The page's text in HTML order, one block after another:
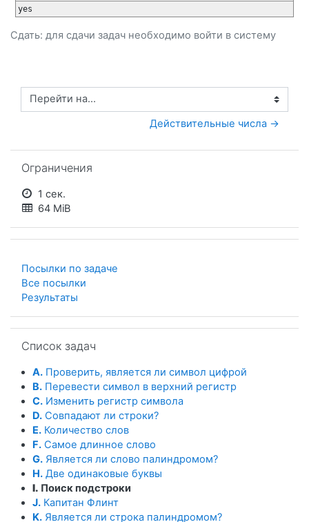
yes
Сдать: для сдачи задач необходимо войти в систему
Перейти на...
Действительные числа →
Ограничения
1 сек.
64 MiB
Посылки по задаче
Все посылки
Результаты
Список задач
A. Проверить, является ли символ цифрой
B. Перевести символ в верхний регистр
C. Изменить регистр символа
D. Совпадают ли строки?
E. Количество слов
F. Самое длинное слово
G. Является ли слово палиндромом?
H. Две одинаковые буквы
I. Поиск подстроки
J. Капитан Флинт
K. Является ли строка палиндромом?